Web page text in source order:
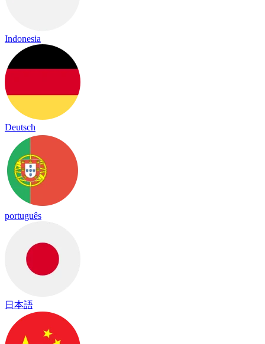
Indonesia
Deutsch
português
日本語